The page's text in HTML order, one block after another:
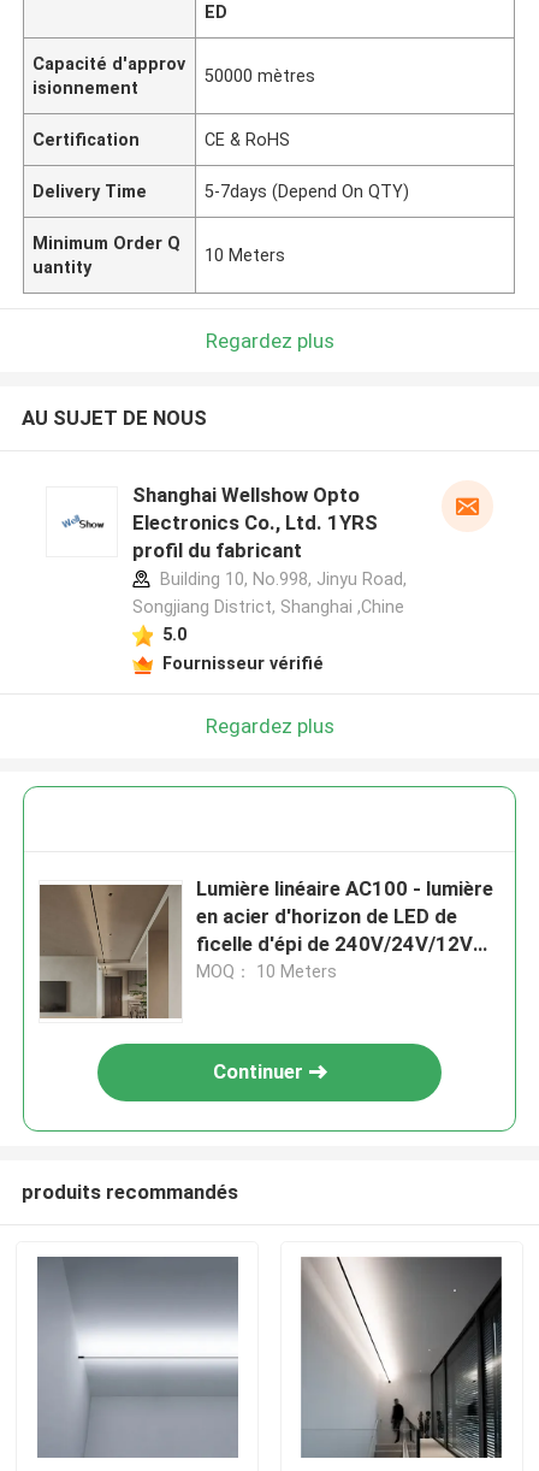
ED
Capacité d'approv
isionnement
50000 mètres
Certification CE & RoHS
Delivery Time 5-7days (Depend On QTY)
Minimum Order Q
uantity
10 Meters
Regardez plus
AU SUJET DE NOUS
Shanghai Wellshow Opto
Electronics Co., Ltd. 1YRS
profil du fabricant
Building 10, No.998, Jinyu Road,
Songjiang District, Shanghai ,Chine
5.0
Fournisseur vérifié
Regardez plus
Lumière linéaire AC100 - lumière
en acier d'horizon de LED de
ficelle d'épi de 240V/24V/12V
LED
MOQ： 10 Meters
Continuer
produits recommandés